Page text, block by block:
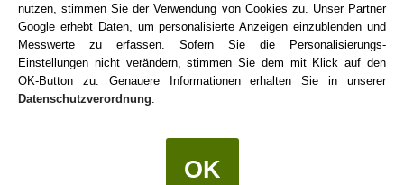
nutzen, stimmen Sie der Verwendung von Cookies zu. Unser Partner
Google erhebt Daten, um personalisierte Anzeigen einzublenden und
Messwerte zu erfassen. Sofern Sie die Personalisierungs-
Einstellungen nicht verändern, stimmen Sie dem mit Klick auf den
OK-Button zu. Genauere Informationen erhalten Sie in unserer
Datenschutzverordnung
OK